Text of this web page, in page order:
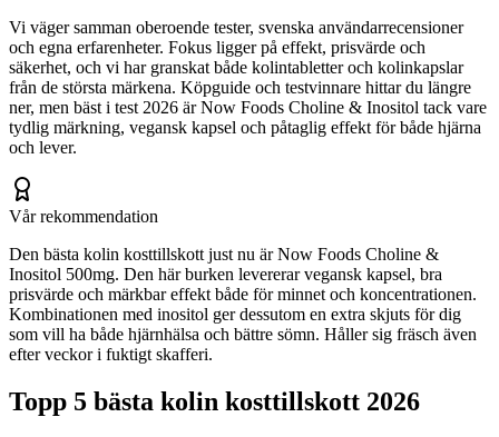
Vi väger samman oberoende tester, svenska användarrecensioner
och egna erfarenheter. Fokus ligger på effekt, prisvärde och
säkerhet, och vi har granskat både kolintabletter och kolinkapslar
från de största märkena. Köpguide och testvinnare hittar du längre
ner, men bäst i test 2026 är Now Foods Choline & Inositol tack vare
tydlig märkning, vegansk kapsel och påtaglig effekt för både hjärna
och lever.
Vår rekommendation
Den bästa kolin kosttillskott just nu är Now Foods Choline &
Inositol 500mg. Den här burken levererar vegansk kapsel, bra
prisvärde och märkbar effekt både för minnet och koncentrationen.
Kombinationen med inositol ger dessutom en extra skjuts för dig
som vill ha både hjärnhälsa och bättre sömn. Håller sig fräsch även
efter veckor i fuktigt skafferi.
Topp 5 bästa kolin kosttillskott 2026